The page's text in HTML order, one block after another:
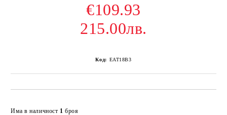
€109.93
215.00лв.
Код: EAT18B3
Има в наличност 1 броя